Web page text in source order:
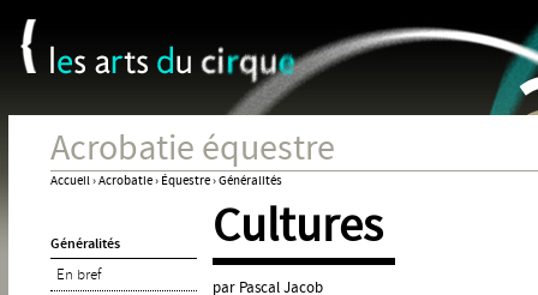
Acrobatie équestre
êtes
ici
Accueil›Acrobatie› Équestre›Généralités
Généralités
En bref
Cultures
par Pascal Jacob
Panneau de gestion des cookies